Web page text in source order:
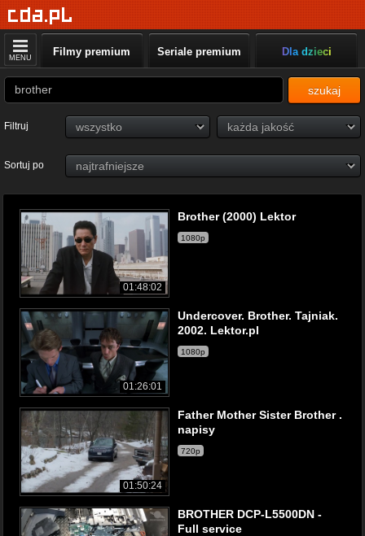
MENU Filmy premium Seriale premium Dla dzieci
szukaj
Filtruj
Sortuj po
01:48:02
Brother (2000) Lektor
1080p
01:26:01
Undercover. Brother. Tajniak.
2002. Lektor.pl
1080p
01:50:24
Father Mother Sister Brother .
napisy
720p
BROTHER DCP-L5500DN -
Full service